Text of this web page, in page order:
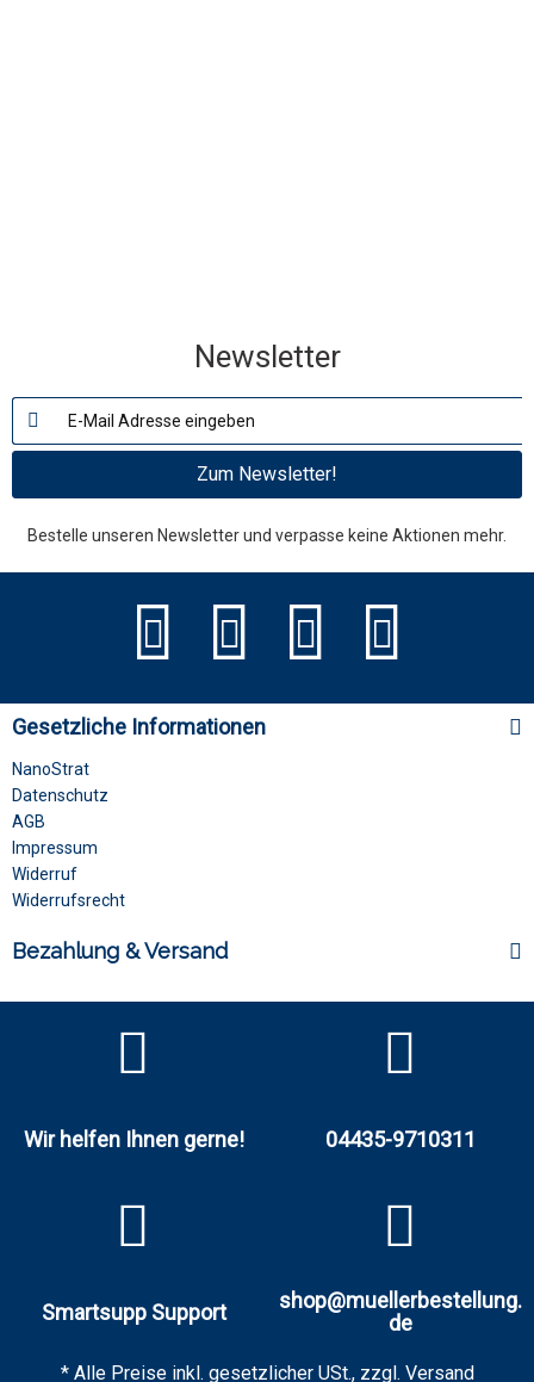
Newsletter
Zum Newsletter!
Bestelle unseren Newsletter und verpasse keine Aktionen mehr.
Gesetzliche Informationen
NanoStrat
Datenschutz
AGB
Impressum
Widerruf
Widerrufsrecht
Bezahlung & Versand
Wir helfen Ihnen gerne! 04435-9710311
Smartsupp Support
shop@muellerbestellung.
de
* Alle Preise inkl. gesetzlicher USt., zzgl. Versand